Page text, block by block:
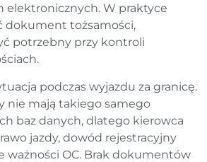
elektronicznych. W praktyce
dokument tożsamości,
potrzebny przy kontroli
podczas wyjazdu za granicę.
nie mają takiego samego
baz danych, dlatego kierowca
jazdy, dowód rejestracyjny
ważności OC. Brak dokumentów